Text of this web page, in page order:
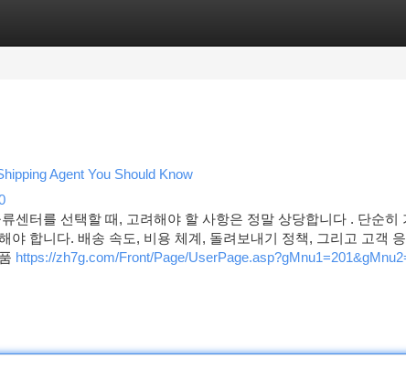
Agent You Should Know
센터를 선택할 때, 고려해야 할 사항은 정말 상당합니다 . 단순히
야 합니다. 배송 속도, 비용 체계, 돌려보내기 정책, 그리고 고객
https://zh7g.com/Front/Page/